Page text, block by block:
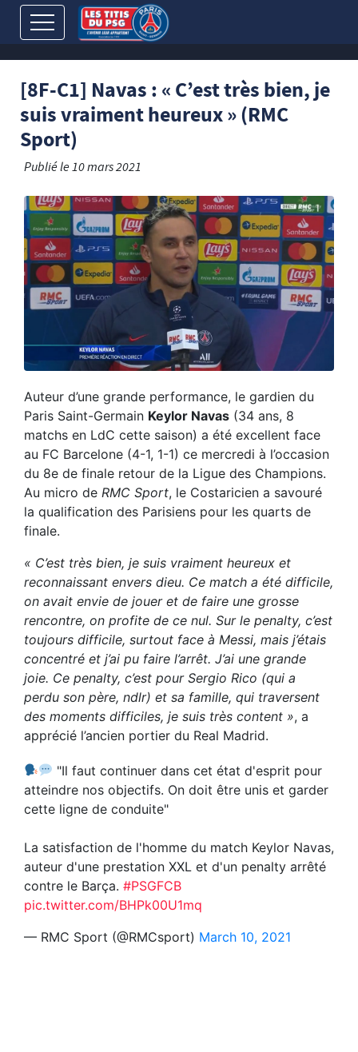
[8F-C1] Navas : « C’est très bien, je
suis vraiment heureux » (RMC
Sport)
Publié le10 mars 2021
Auteur d’une grande performance, le gardien du
Paris Saint-Germain Keylor Navas (34 ans, 8
matchs en LdC cette saison) a été excellent face
au FC Barcelone (4-1, 1-1) ce mercredi à l’occasion
du 8e de finale retour de la Ligue des Champions.
Au micro de RMC Sport, le Costaricien a savouré
la qualification des Parisiens pour les quarts de
finale.
« C’est très bien, je suis vraiment heureux et
reconnaissant envers dieu. Ce match a été difficile,
on avait envie de jouer et de faire une grosse
rencontre, on profite de ce nul. Sur le penalty, c’est
toujours difficile, surtout face à Messi, mais j’étais
concentré et j’ai pu faire l’arrêt. J’ai une grande
joie. Ce penalty, c’est pour Sergio Rico (qui a
perdu son père, ndlr) et sa famille, qui traversent
des moments difficiles, je suis très content », a
apprécié l’ancien portier du Real Madrid.
"Il faut continuer dans cet état d'esprit pour
atteindre nos objectifs. On doit être unis et garder
cette ligne de conduite"
La satisfaction de l'homme du match Keylor Navas,
auteur d'une prestation XXL et d'un penalty arrêté
contre le Barça. #PSGFCB
pic.twitter.com/BHPk00U1mq
— RMC Sport (@RMCsport) March 10, 2021